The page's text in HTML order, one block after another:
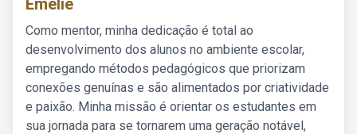
Emelie
Como mentor, minha dedicação é total ao
desenvolvimento dos alunos no ambiente escolar,
empregando métodos pedagógicos que priorizam
conexões genuínas e são alimentados por criatividade
e paixão. Minha missão é orientar os estudantes em
sua jornada para se tornarem uma geração notável,